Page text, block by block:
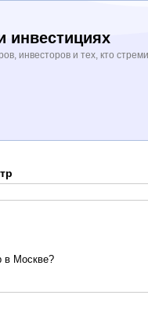
инвестициях
инвесторов и тех, кто
в Москве?